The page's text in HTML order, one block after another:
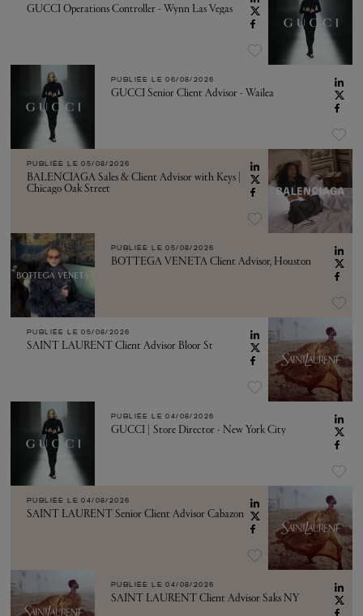
GUCCI Operations Controller - Wynn Las Vegas
PUBLIÉE LE 06/08/2026
GUCCI Senior Client Advisor - Wailea
PUBLIÉE LE 05/08/2026
BALENCIAGA Sales & Client Advisor with Keys |
Chicago Oak Street
PUBLIÉE LE 05/08/2026
BOTTEGA VENETA Client Advisor, Houston
PUBLIÉE LE 05/08/2026
SAINT LAURENT Client Advisor Bloor St
PUBLIÉE LE 04/08/2026
GUCCI | Store Director - New York City
PUBLIÉE LE 04/08/2026
SAINT LAURENT Senior Client Advisor Cabazon
PUBLIÉE LE 04/08/2026
SAINT LAURENT Client Advisor Saks NY